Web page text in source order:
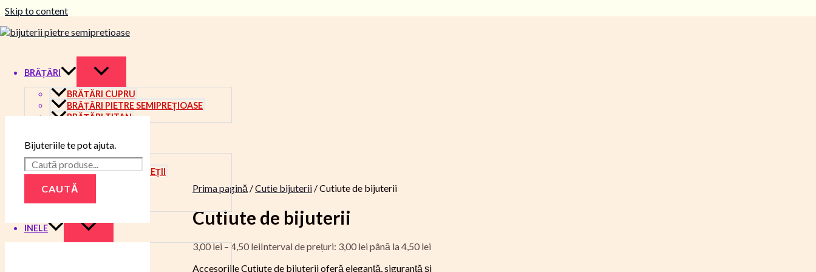
Skip to content
BRĂȚĂRI
BRĂȚĂRI CUPRU
BRĂȚĂRI PIETRE SEMIPREȚIOASE
BRĂȚĂRI TITAN
CERCEI CU BILE
CERCEI COPACUL VIEȚII
CERCEI INIMIOARE
CERCEI PENDUL
CERCEI PICĂTURĂ
INELE
Bijuteriile te pot ajuta.
CAUTĂ Prima pagină /Cutie bijuterii / Cutiute de bijuterii
Cutiute de bijuterii
3,00lei–4,50 leiInterval de prețuri: 3,00 lei până la 4,50 lei
Accesoriile Cutiute de bijuterii oferă eleganță, siguranță și